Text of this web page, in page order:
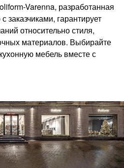
Varenna, разработанная
заказчиками, гарантирует
относительно стиля,
материалов. Выбирайте
мебель вместе с